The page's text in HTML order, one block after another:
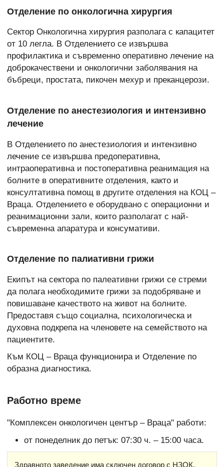
Отделение по онкологична хирургия
Сектор Онкологична хирургия разполага с капацитет
от 10 легла. В Отделението се извършва
профилактика и съвременно оперативно лечение на
доброкачествени и онкологични заболявания на
бъбреци, простата, пикочен мехур и преканцерози.
Отделение по анестезиология и интензивно
лечение
В Отделението по анестезиология и интензивно
лечение се извършва предоперативна,
интраоперативна и постоперативна реанимация на
болните в оперативните отделения, както и
консултативна помощ в другите отделения на КОЦ –
Враца. Отделението е оборудвано с операционни и
реанимационни зали, които разполагат с най-
съвременна апаратура и консумативи.
Отделение по палиативни грижи
Екипът на сектора по палеативни грижи се стреми
да полага необходимите грижи за подобряване и
повишаване качеството на живот на болните.
Предоставя също социална, психологическа и
духовна подкрепа на членовете на семейството на
пациентите.
Към КОЦ – Враца функционира и Отделение по
образна диагностика.
Работно време
"Комплексен онкологичен център – Враца" работи:
от понеделник до петък: 07:30 ч. – 15:00 часа.
Здравното заведение има сключен договор с НЗОК.